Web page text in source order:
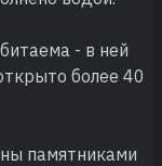
- в ней
более 40
памятниками